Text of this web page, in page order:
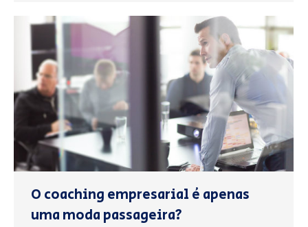
O coaching empresarial é apenas
uma moda passageira?